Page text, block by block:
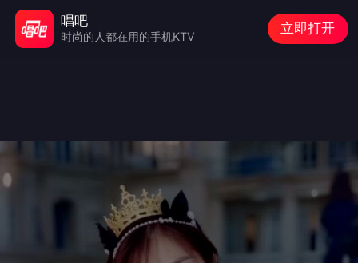
唱吧
时尚的人都在用的手机KTV
立即打开